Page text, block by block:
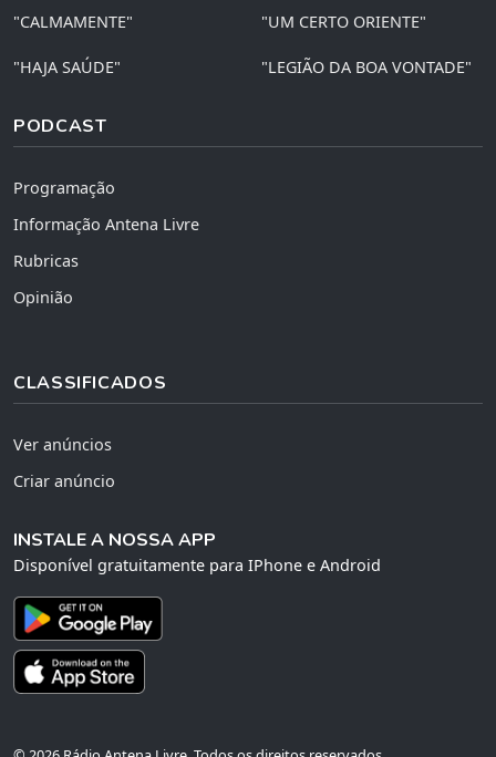
"CALMAMENTE" "UM CERTO ORIENTE"
"HAJA SAÚDE" "LEGIÃO DA BOA VONTADE"
PODCAST
Programação
Informação Antena Livre
Rubricas
Opinião
CLASSIFICADOS
Ver anúncios
Criar anúncio
INSTALE A NOSSA APP
Disponível gratuitamente para IPhone e Android